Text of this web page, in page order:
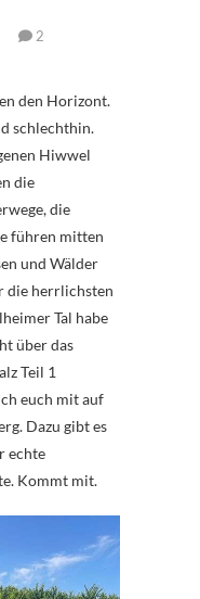
2
schlechthin.
Hiwwel
die
die
führen mitten
und Wälder
die herrlichsten
Tal habe
über das
Teil 1
euch mit auf
Dazu gibt es
echte
Kommt mit.